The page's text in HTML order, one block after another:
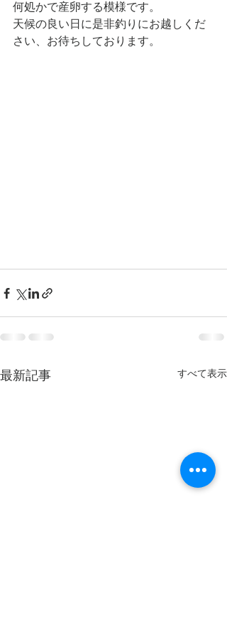
何処かで産卵する模様です。
天候の良い日に是非釣りにお越しくだ
さい、お待ちしております。
最新記事 すべて表示